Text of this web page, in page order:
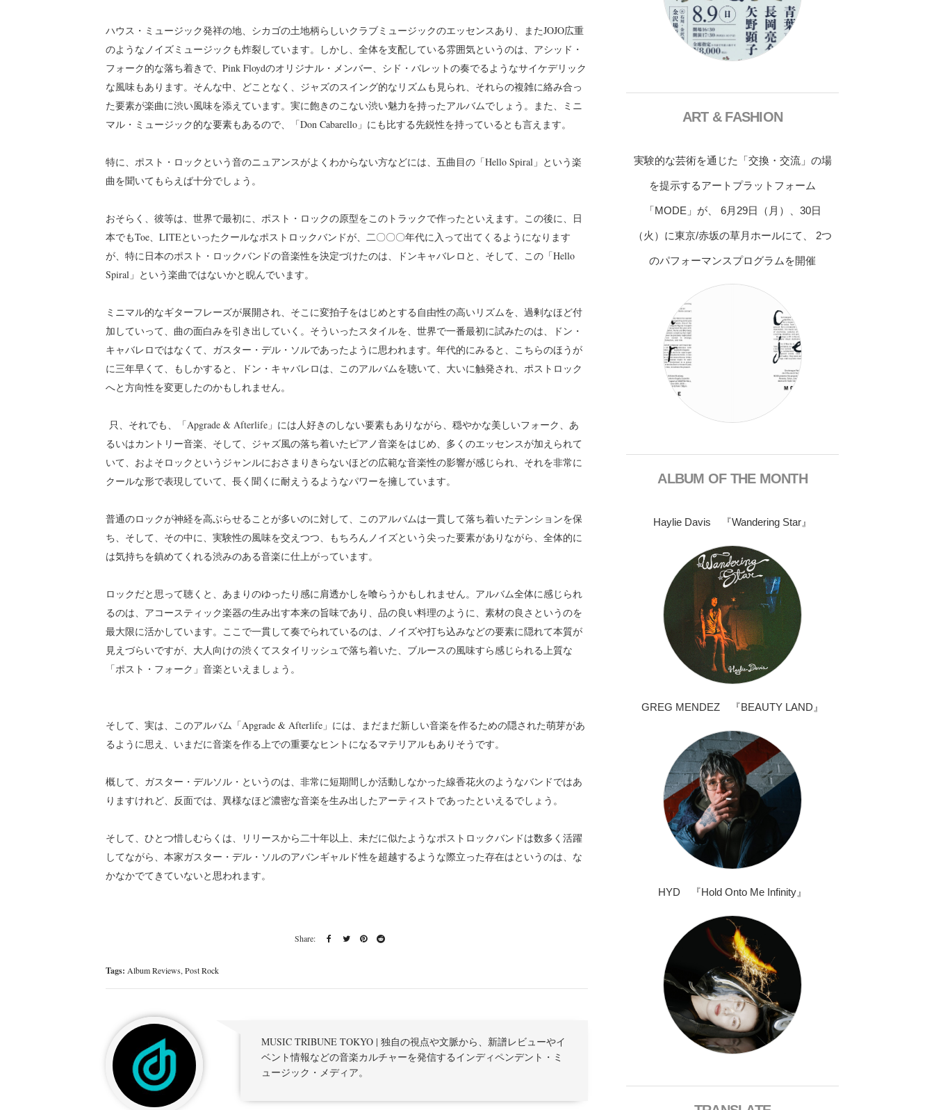
ハウス・ミュージック発祥の地、シカゴの土地柄らしいクラブミュージックのエッセンスあり、またJOJO広重
のようなノイズミュージックも炸裂しています。しかし、全体を支配している雰囲気というのは、アシッド・
フォーク的な落ち着きで、Pink Floydのオリジナル・メンバー、シド・バレットの奏でるようなサイケデリック
な風味もあります。そんな中、どことなく、ジャズのスイング的なリズムも見られ、それらの複雑に絡み合っ
た要素が楽曲に渋い風味を添えています。実に飽きのこない渋い魅力を持ったアルバムでしょう。また、ミニ
マル・ミュージック的な要素もあるので、「Don Cabarello」にも比する先鋭性を持っているとも言えます。
特に、ポスト・ロックという音のニュアンスがよくわからない方などには、五曲目の「Hello Spiral」という楽
曲を聞いてもらえば十分でしょう。
おそらく、彼等は、世界で最初に、ポスト・ロックの原型をこのトラックで作ったといえます。この後に、日
本でもToe、LITEといったクールなポストロックバンドが、二〇〇〇年代に入って出てくるようになります
が、特に日本のポスト・ロックバンドの音楽性を決定づけたのは、ドンキャバレロと、そして、この「Hello
Spiral」という楽曲ではないかと睨んでいます。
ミニマル的なギターフレーズが展開され、そこに変拍子をはじめとする自由性の高いリズムを、過剰なほど付
加していって、曲の面白みを引き出していく。そういったスタイルを、世界で一番最初に試みたのは、ドン・
キャバレロではなくて、ガスター・デル・ソルであったように思われます。年代的にみると、こちらのほうが
に三年早くて、もしかすると、ドン・キャバレロは、このアルバムを聴いて、大いに触発され、ポストロック
へと方向性を変更したのかもしれません。
只、それでも、「Apgrade & Afterlife」には人好きのしない要素もありながら、穏やかな美しいフォーク、あ
るいはカントリー音楽、そして、ジャズ風の落ち着いたピアノ音楽をはじめ、多くのエッセンスが加えられて
いて、およそロックというジャンルにおさまりきらないほどの広範な音楽性の影響が感じられ、それを非常に
クールな形で表現していて、長く聞くに耐えうるようなパワーを擁しています。
普通のロックが神経を高ぶらせることが多いのに対して、このアルバムは一貫して落ち着いたテンションを保
ち、そして、その中に、実験性の風味を交えつつ、もちろんノイズという尖った要素がありながら、全体的に
は気持ちを鎮めてくれる渋みのある音楽に仕上がっています。
ロックだと思って聴くと、あまりのゆったり感に肩透かしを喰らうかもしれません。アルバム全体に感じられ
るのは、アコースティック楽器の生み出す本来の旨味であり、品の良い料理のように、素材の良さというのを
最大限に活かしています。ここで一貫して奏でられているのは、ノイズや打ち込みなどの要素に隠れて本質が
見えづらいですが、大人向けの渋くてスタイリッシュで落ち着いた、ブルースの風味すら感じられる上質な
「ポスト・フォーク」音楽といえましょう。
そして、実は、このアルバム「Apgrade & Afterlife」には、まだまだ新しい音楽を作るための隠された萌芽があ
るように思え、いまだに音楽を作る上での重要なヒントになるマテリアルもありそうです。
概して、ガスター・デルソル・というのは、非常に短期間しか活動しなかった線香花火のようなバンドではあ
りますけれど、反面では、異様なほど濃密な音楽を生み出したアーティストであったといえるでしょう。
そして、ひとつ惜しむらくは、リリースから二十年以上、未だに似たようなポストロックバンドは数多く活躍
してながら、本家ガスター・デル・ソルのアバンギャルド性を超越するような際立った存在はというのは、な
かなかでてきていないと思われます。
Tags: Album Reviews, Post Rock
MUSIC TRIBUNE TOKYO | 独自の視点や文脈から、新譜レビューやイ
ベント情報などの音楽カルチャーを発信するインディペンデント・ミ
ュージック・メディア。
ART & FASHION
実験的な芸術を通じた「交換・交流」の場
を提示するアートプラットフォーム
「MODE」が、 6月29日（月）、30日
（火）に東京/赤坂の草月ホールにて、 2つ
のパフォーマンスプログラムを開催
ALBUM OF THE MONTH
Haylie Davis 『Wandering Star』
GREG MENDEZ 『BEAUTY LAND』
HYD 『Hold Onto Me Infinity』